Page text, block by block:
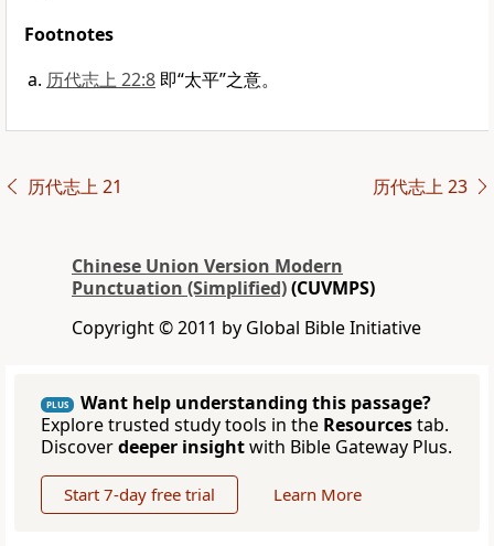
Footnotes
历代志上 22:8 即“太平”之意。
历代志上 21 历代志上 23
Chinese Union Version Modern
Punctuation (Simplified)(CUVMPS)
Copyright © 2011 by Global Bible Initiative
PLUS
Want help understanding this passage?
Explore trusted study tools in the Resourcestab.
Discoverdeeper insightwith Bible Gateway Plus.
Start 7-day free trial Learn More